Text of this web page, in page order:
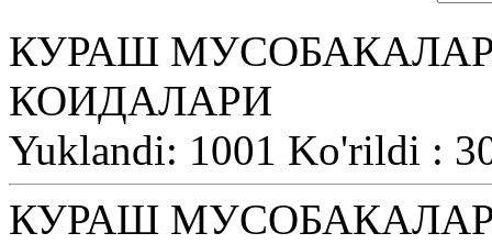
КУРАШ
КОИДАЛАРИ
Yuklandi: 1001 Ko'rildi :
КУРАШ